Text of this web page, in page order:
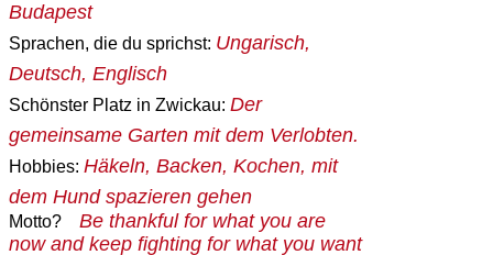
Budapest
Sprachen, die du sprichst: Ungarisch,
Deutsch, Englisch
Schönster Platz in Zwickau: Der
gemeinsame Garten mit dem Verlobten.
Hobbies: Häkeln, Backen, Kochen, mit
dem Hund spazieren gehen
Motto? Be thankful for what you are
now and keep fighting for what you want